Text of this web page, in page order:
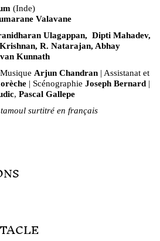
(Inde)
Valavane
Ulagappan, Dipti Mahadev,
R. Natarajan, Abhay
Kunnath
Arjun Chandran| Assistanat et
| Scénographie Joseph Bernard|
, Pascal Gallepe
surtitré en français